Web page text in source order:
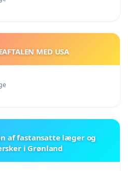
MED USA
af fastansatte læger og
i Grønland